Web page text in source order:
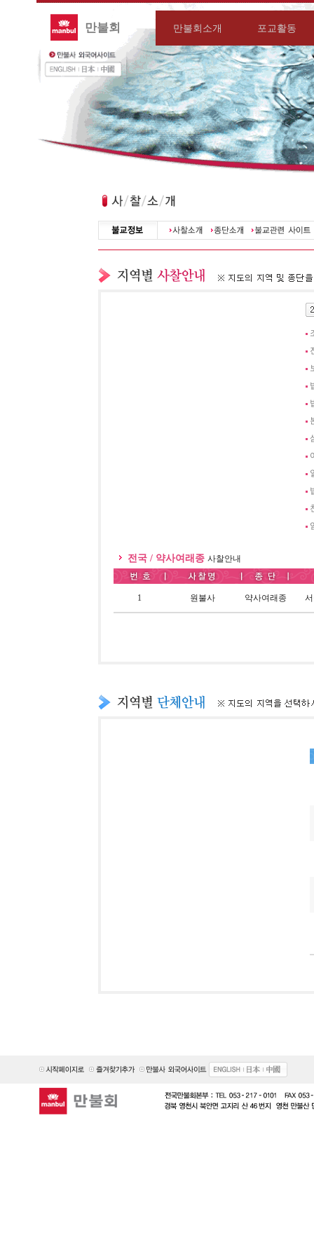
만불회 만불회소개 포교활동
전국 / 약사여래종 사찰안내
1 원불사 약사여래종